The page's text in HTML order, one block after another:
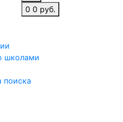
0 0 руб.
школами
поиска